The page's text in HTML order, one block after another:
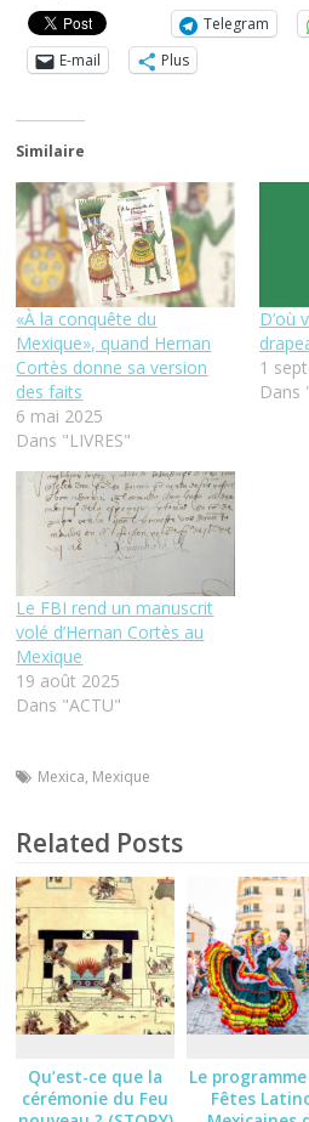
Telegram
E-mail
Plus
Similaire
«À la conquête du
Mexique», quand Hernan
Cortès donne sa version
des faits
6 mai 2025
Dans "LIVRES"
D’où
1
Dans
Le FBI rend un manuscrit
volé d’Hernan Cortès au
Mexique
19 août 2025
Dans "ACTU"
Mexica, Mexique
Related Posts
Qu’est-ce que la
cérémonie du Feu
Le
Fêtes